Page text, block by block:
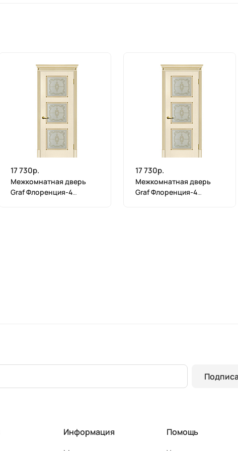
17 730р.
Межкомнатная дверь
Graf Флоренция-4
17 730р.
Межкомнатная дверь
Graf Флоренция-4
Информация Помощь